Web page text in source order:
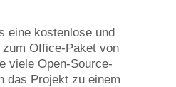
eine kostenlose und
Office-Paket von
viele Open-Source-
das Projekt zu einem